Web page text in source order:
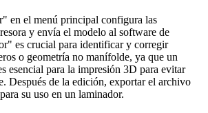
en el menú principal configura las
y envía el modelo al software de
es crucial para identificar y corregir
o geometría no manífolde, ya que un
esencial para la impresión 3D para evitar
Después de la edición, exportar el archivo
su uso en un laminador.